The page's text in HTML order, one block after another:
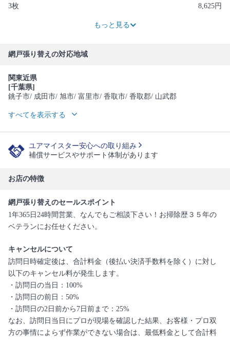
3枚
8,625円
もっと見る
網戸張り替えの対応地域
関東近県
[千葉県]
銚子市/ 成田市/ 旭市/ 富里市/ 香取市/ 香取郡/ 山武郡
すべてを表示する
ユアマイスター安心への取り組み
補償サービスやサポート体制があります
お店の特徴
網戸張り替えのセールスポイント
1年365日24時間営業、なんでもご相談下さい！お掃除歴３５年の
ベテランにお任せください。
キャンセルについて
訪問日時確定後は、合計料金（後払い決済手数料を除く）に対し
以下のキャンセル料が発生します。
・訪問日の当日：100%
・訪問日の前日：50%
・訪問日の2日前から7日前まで：25%
なお、訪問日当日にプロが現場を確認した結果、お客様・プロ双
方の事情によらず作業ができない場合は、最低料金として合計料